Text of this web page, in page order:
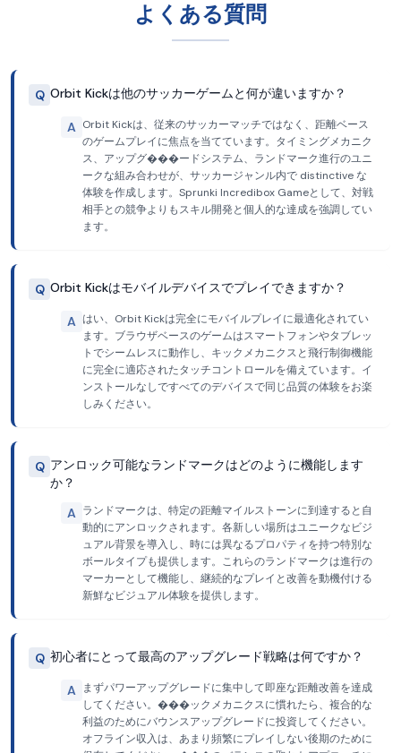
よくある質問
Q Orbit Kickは他のサッカーゲームと何が違いますか？
A Orbit Kickは、従来のサッカーマッチではなく、距離ベース
のゲームプレイに焦点を当てています。タイミングメカニク
ス、アップグ���ードシステム、ランドマーク進行のユニ
ークな組み合わせが、サッカージャンル内で distinctive な
体験を作成します。Sprunki Incredibox Gameとして、対戦
相手との競争よりもスキル開発と個人的な達成を強調してい
ます。
Q Orbit Kickはモバイルデバイスでプレイできますか？
A はい、Orbit Kickは完全にモバイルプレイに最適化されてい
ます。ブラウザベースのゲームはスマートフォンやタブレッ
トでシームレスに動作し、キックメカニクスと飛行制御機能
に完全に適応されたタッチコントロールを備えています。イ
ンストールなしですべてのデバイスで同じ品質の体験をお楽
しみください。
Q アンロック可能なランドマークはどのように機能します
か？
A ランドマークは、特定の距離マイルストーンに到達すると自
動的にアンロックされます。各新しい場所はユニークなビジ
ュアル背景を導入し、時には異なるプロパティを持つ特別な
ボールタイプも提供します。これらのランドマークは進行の
マーカーとして機能し、継続的なプレイと改善を動機付ける
新鮮なビジュアル体験を提供します。
Q 初心者にとって最高のアップグレード戦略は何ですか？
A まずパワーアップグレードに集中して即座な距離改善を達成
してください。���ックメカニクスに慣れたら、複合的な
利益のためにバウンスアップグレードに投資してください。
オフライン収入は、あまり頻繁にプレイしない後期のために